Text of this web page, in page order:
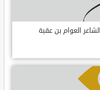
العوام بن عقبة